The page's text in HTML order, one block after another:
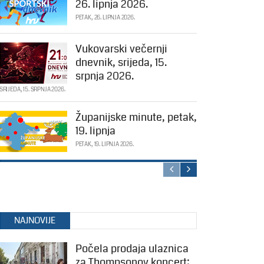
26. lipnja 2026.
PETAK, 26. LIPNJA 2026.
Vukovarski večernji
dnevnik, srijeda, 15.
srpnja 2026.
SRIJEDA, 15. SRPNJA 2026.
Županijske minute, petak,
19. lipnja
PETAK, 19. LIPNJA 2026.
NAJNOVIJE
Počela prodaja ulaznica